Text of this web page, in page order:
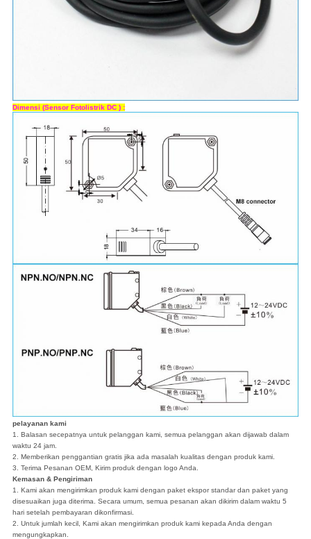
Dimensi (Sensor Fotolistrik DC ):
pelayanan kami
1. Balasan secepatnya untuk pelanggan kami, semua pelanggan akan dijawab dalam
waktu 24 jam.
2. Memberikan penggantian gratis jika ada masalah kualitas dengan produk kami.
3. Terima Pesanan OEM, Kirim produk dengan logo Anda.
Kemasan & Pengiriman
1. Kami akan mengirimkan produk kami dengan paket ekspor standar dan paket yang
disesuaikan juga diterima.
Secara umum, semua pesanan akan dikirim dalam waktu 5
hari setelah pembayaran dikonfirmasi.
2. Untuk jumlah kecil, Kami akan mengirimkan produk kami kepada Anda dengan
mengungkapkan.